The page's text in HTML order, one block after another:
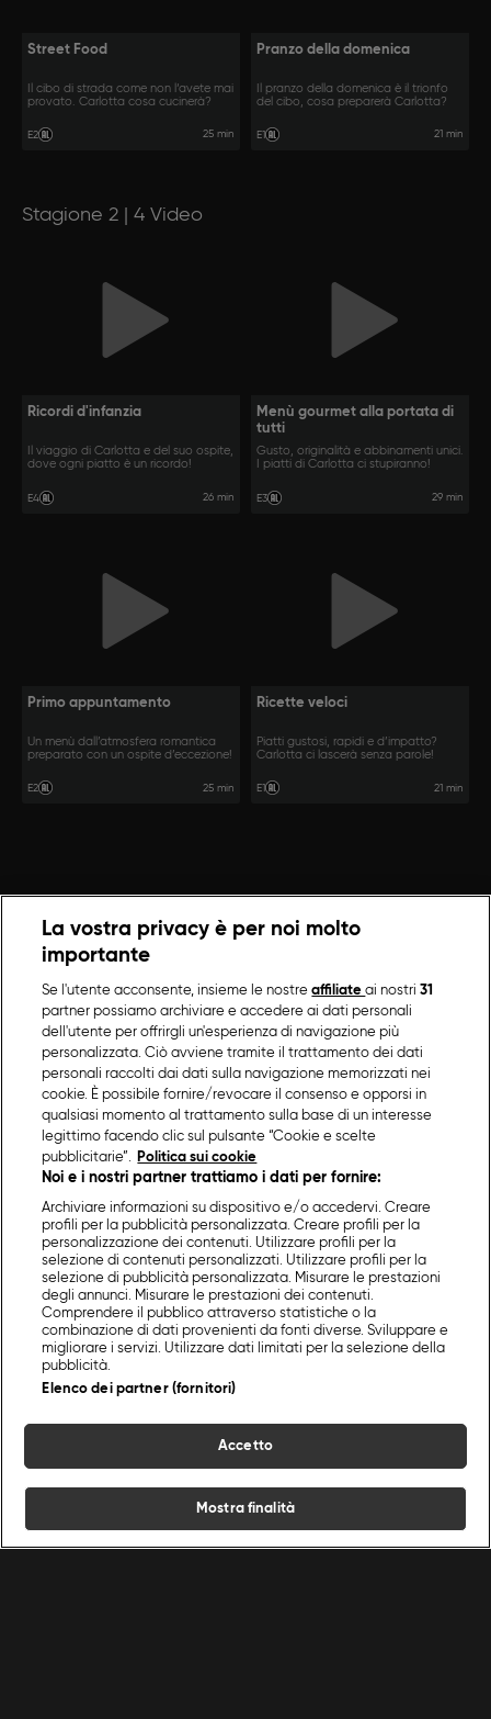
Street Food
Il cibo di strada come non l‘avete mai
provato. Carlotta cosa cucinerà?
E2 25 min
Pranzo della domenica
Il pranzo della domenica è il trionfo
del cibo, cosa preparerà Carlotta?
E1 21 min
Stagione 2 | 4 Video
Ricordi d'infanzia
Il viaggio di Carlotta e del suo ospite,
dove ogni piatto è un ricordo!
E4 26 min
Menù gourmet alla portata di
tutti
Gusto, originalità e abbinamenti unici.
I piatti di Carlotta ci stupiranno!
E3 29 min
Primo appuntamento
Un menù dall’atmosfera romantica
preparato con un ospite d’eccezione!
E2 25 min
Ricette veloci
Piatti gustosi, rapidi e d’impatto?
Carlotta ci lascerà senza parole!
E1 21 min
La vostra privacy è per noi molto
importante
Se l'utente acconsente, insieme le nostreaffiliateai nostri31
partner possiamo archiviare e accedere ai dati personali
dell'utente per offrirgli un'esperienza di navigazione più
personalizzata. Ciò avviene tramite il trattamento dei dati
personali raccolti dai dati sulla navigazione memorizzati nei
cookie. È possibile fornire/revocare il consenso e opporsi in
qualsiasi momento al trattamento sulla base di un interesse
legittimo facendo clic sul pulsante “Cookie e scelte
pubblicitarie”.
Politica sui cookie
Noi e i nostri partner trattiamo i dati per fornire:
Archiviare informazioni su dispositivo e/o accedervi. Creare
profili per la pubblicità personalizzata. Creare profili per la
personalizzazione dei contenuti. Utilizzare profili per la
selezione di contenuti personalizzati. Utilizzare profili per la
selezione di pubblicità personalizzata. Misurare le prestazioni
degli annunci. Misurare le prestazioni dei contenuti.
Comprendere il pubblico attraverso statistiche o la
combinazione di dati provenienti da fonti diverse. Sviluppare e
migliorare i servizi. Utilizzare dati limitati per la selezione della
pubblicità.
Elenco dei partner (fornitori)
Accetto
Mostra finalità